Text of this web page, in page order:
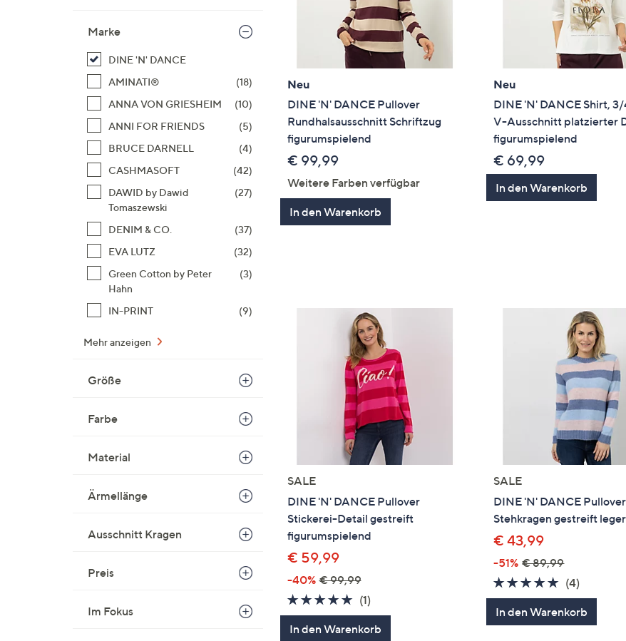
Marke
DINE 'N' DANCE
AMINATI®
(18)
ANNA VON GRIESHEIM
(10)
ANNI FOR FRIENDS
(5)
BRUCE DARNELL
(4)
CASHMASOFT
(42)
DAWID by Dawid
Tomaszewski
(27)
DENIM & CO.
(37)
EVA LUTZ
(32)
Green Cotton by Peter
Hahn
(3)
IN-PRINT (9)
Mehr anzeigen
Größe
Farbe
Material
Ärmellänge
Ausschnitt Kragen
Preis
Im Fokus
Neu
DINE 'N' DANCE Pullover
Rundhalsausschnitt Schriftzug
figurumspielend
€ 99,99
Weitere Farben verfügbar
In den Warenkorb
Neu
DINE 'N' DANCE Shirt,
V-Ausschnitt platzierter
figurumspielend
€ 69,99
In den Warenkorb
SALE
DINE 'N' DANCE Pullover
Stickerei-Detail gestreift
figurumspielend
€ 59,99
-40% € 99,99
5.0
von
5
(1)1
Bewertungen
In den Warenkorb
SALE
DINE 'N' DANCE Pullover
Stehkragen gestreift
€ 43,99
-51% € 89,99
5.0
von
5
(4)
In den Warenkorb